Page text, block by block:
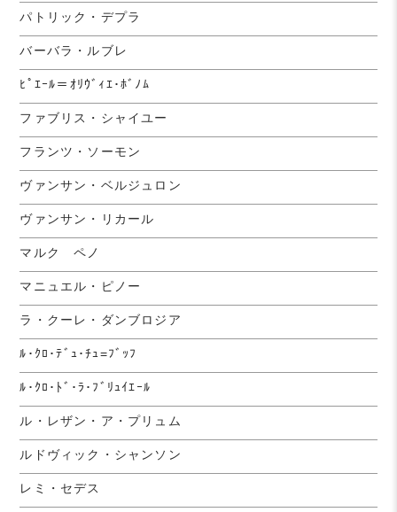
パトリック・デプラ
バーバラ・ルブレ
ﾋﾟｴｰﾙ＝ｵﾘｳﾞｨｴ･ﾎﾞﾉﾑ
ファブリス・シャイユー
フランツ・ソーモン
ヴァンサン・ベルジュロン
ヴァンサン・リカール
マルク ペノ
マニュエル・ピノー
ラ・クーレ・ダンブロジア
ﾙ･ｸﾛ･ﾃﾞｭ･ﾁｭ=ﾌﾞｯﾌ
ﾙ･ｸﾛ･ﾄﾞ･ﾗ･ﾌﾞﾘｭｲｴｰﾙ
ル・レザン・ア・プリュム
ルドヴィック・シャンソン
レミ・セデス